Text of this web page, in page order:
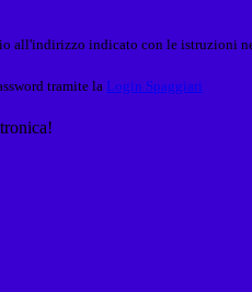
all'indirizzo indicato con le istruzioni
tramite la Login Spaggiari